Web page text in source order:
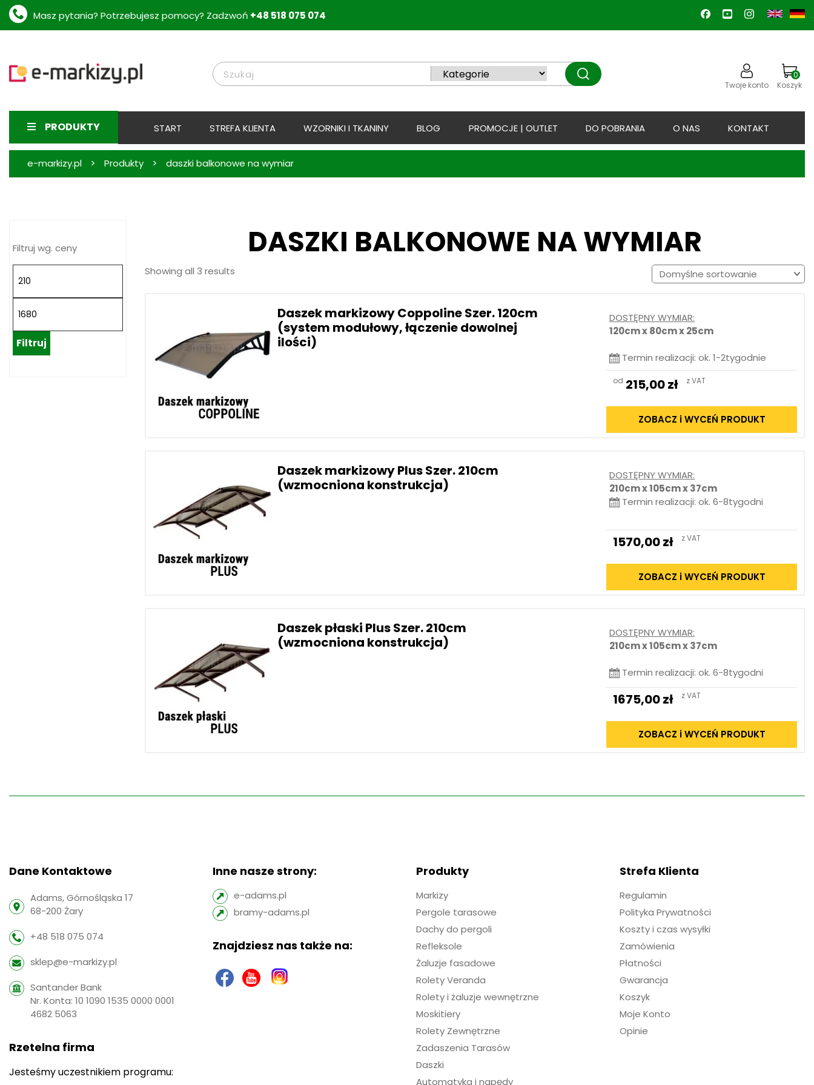
Masz pytania? Potrzebujesz pomocy? Zadzwoń +48 518 075 074
Twoje konto
0
Koszyk
PRODUKTY START STREFA KLIENTA WZORNIKI I TKANINY BLOG PROMOCJE | OUTLET DO POBRANIA O NAS KONTAKT
e-markizy.pl > Produkty > daszki balkonowe na wymiar
Filtruj wg. ceny
Filtruj
DASZKI BALKONOWE NA WYMIAR
Showing all 3 results
Daszek markizowy Coppoline Szer. 120cm
(system modułowy, łączenie dowolnej
ilości)
DOSTĘPNY WYMIAR:
120cm x 80cm x 25cm
Termin realizacji: ok. 1-2tygodnie
od 215,00zł z VAT
ZOBACZ i WYCEŃ PRODUKT
Daszek markizowy Plus Szer. 210cm
(wzmocniona konstrukcja)
DOSTĘPNY WYMIAR:
210cm x 105cm x 37cm
Termin realizacji: ok. 6-8tygodni
1570,00zł z VAT
ZOBACZ i WYCEŃ PRODUKT
Daszek płaski Plus Szer. 210cm
(wzmocniona konstrukcja)
DOSTĘPNY WYMIAR:
210cm x 105cm x 37cm
Termin realizacji: ok. 6-8tygodni
1675,00zł z VAT
ZOBACZ i WYCEŃ PRODUKT
Dane Kontaktowe
Adams, Górnośląska 17
68-200 Żary
+48 518 075 074
sklep@e-markizy.pl
Santander Bank
Nr. Konta: 10 1090 1535 0000 0001
4682 5063
Rzetelna firma
Jesteśmy uczestnikiem programu:
Inne nasze strony:
e-adams.pl
bramy-adams.pl
Znajdziesz nas także na:
Produkty
Markizy
Pergole tarasowe
Dachy do pergoli
Refleksole
Żaluzje fasadowe
Rolety Veranda
Rolety i żaluzje wewnętrzne
Moskitiery
Rolety Zewnętrzne
Zadaszenia Tarasów
Daszki
Automatyka i napędy
Strefa Klienta
Regulamin
Polityka Prywatności
Koszty i czas wysyłki
Zamówienia
Płatności
Gwarancja
Koszyk
Moje Konto
Opinie